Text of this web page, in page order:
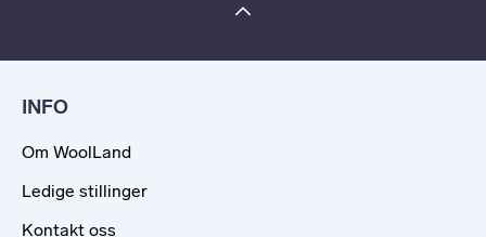
INFO
Om WoolLand
Ledige stillinger
Kontakt oss